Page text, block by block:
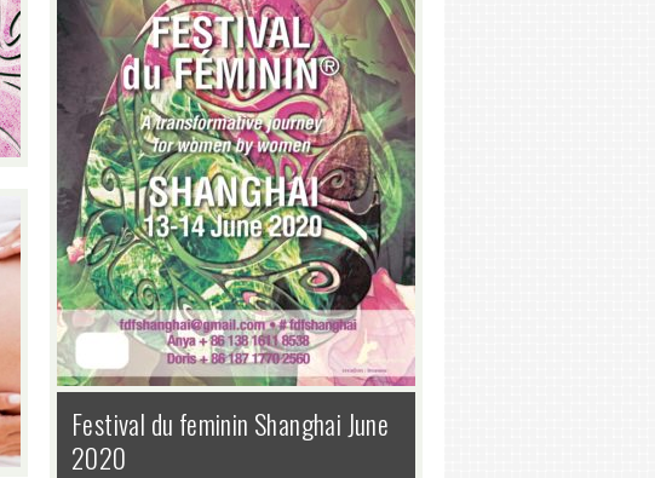
Festival du feminin Shanghai June
2020